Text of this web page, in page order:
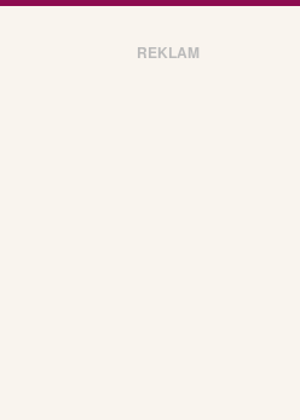
REKLAM